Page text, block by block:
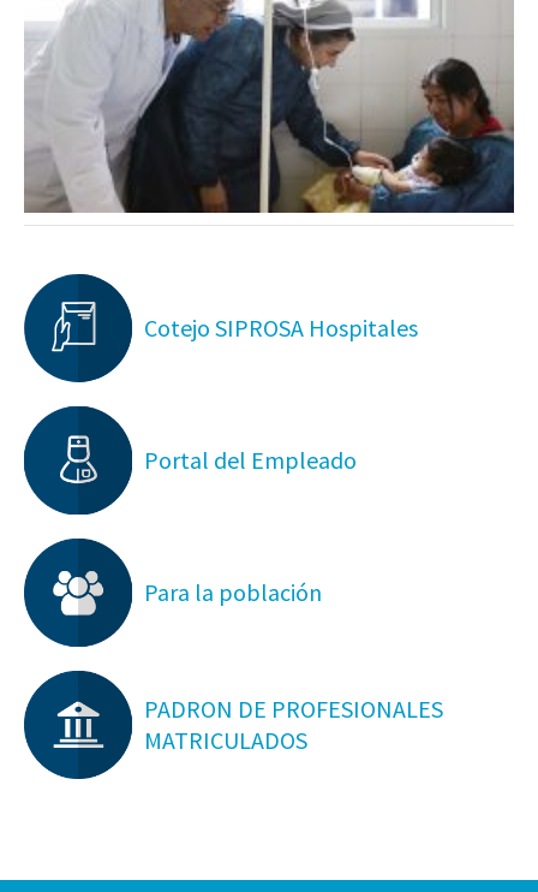
Cotejo SIPROSA Hospitales
Portal del Empleado
Para la población
PADRON DE PROFESIONALES
MATRICULADOS